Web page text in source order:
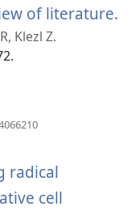
of literature.
Klezl Z.
radical
cell